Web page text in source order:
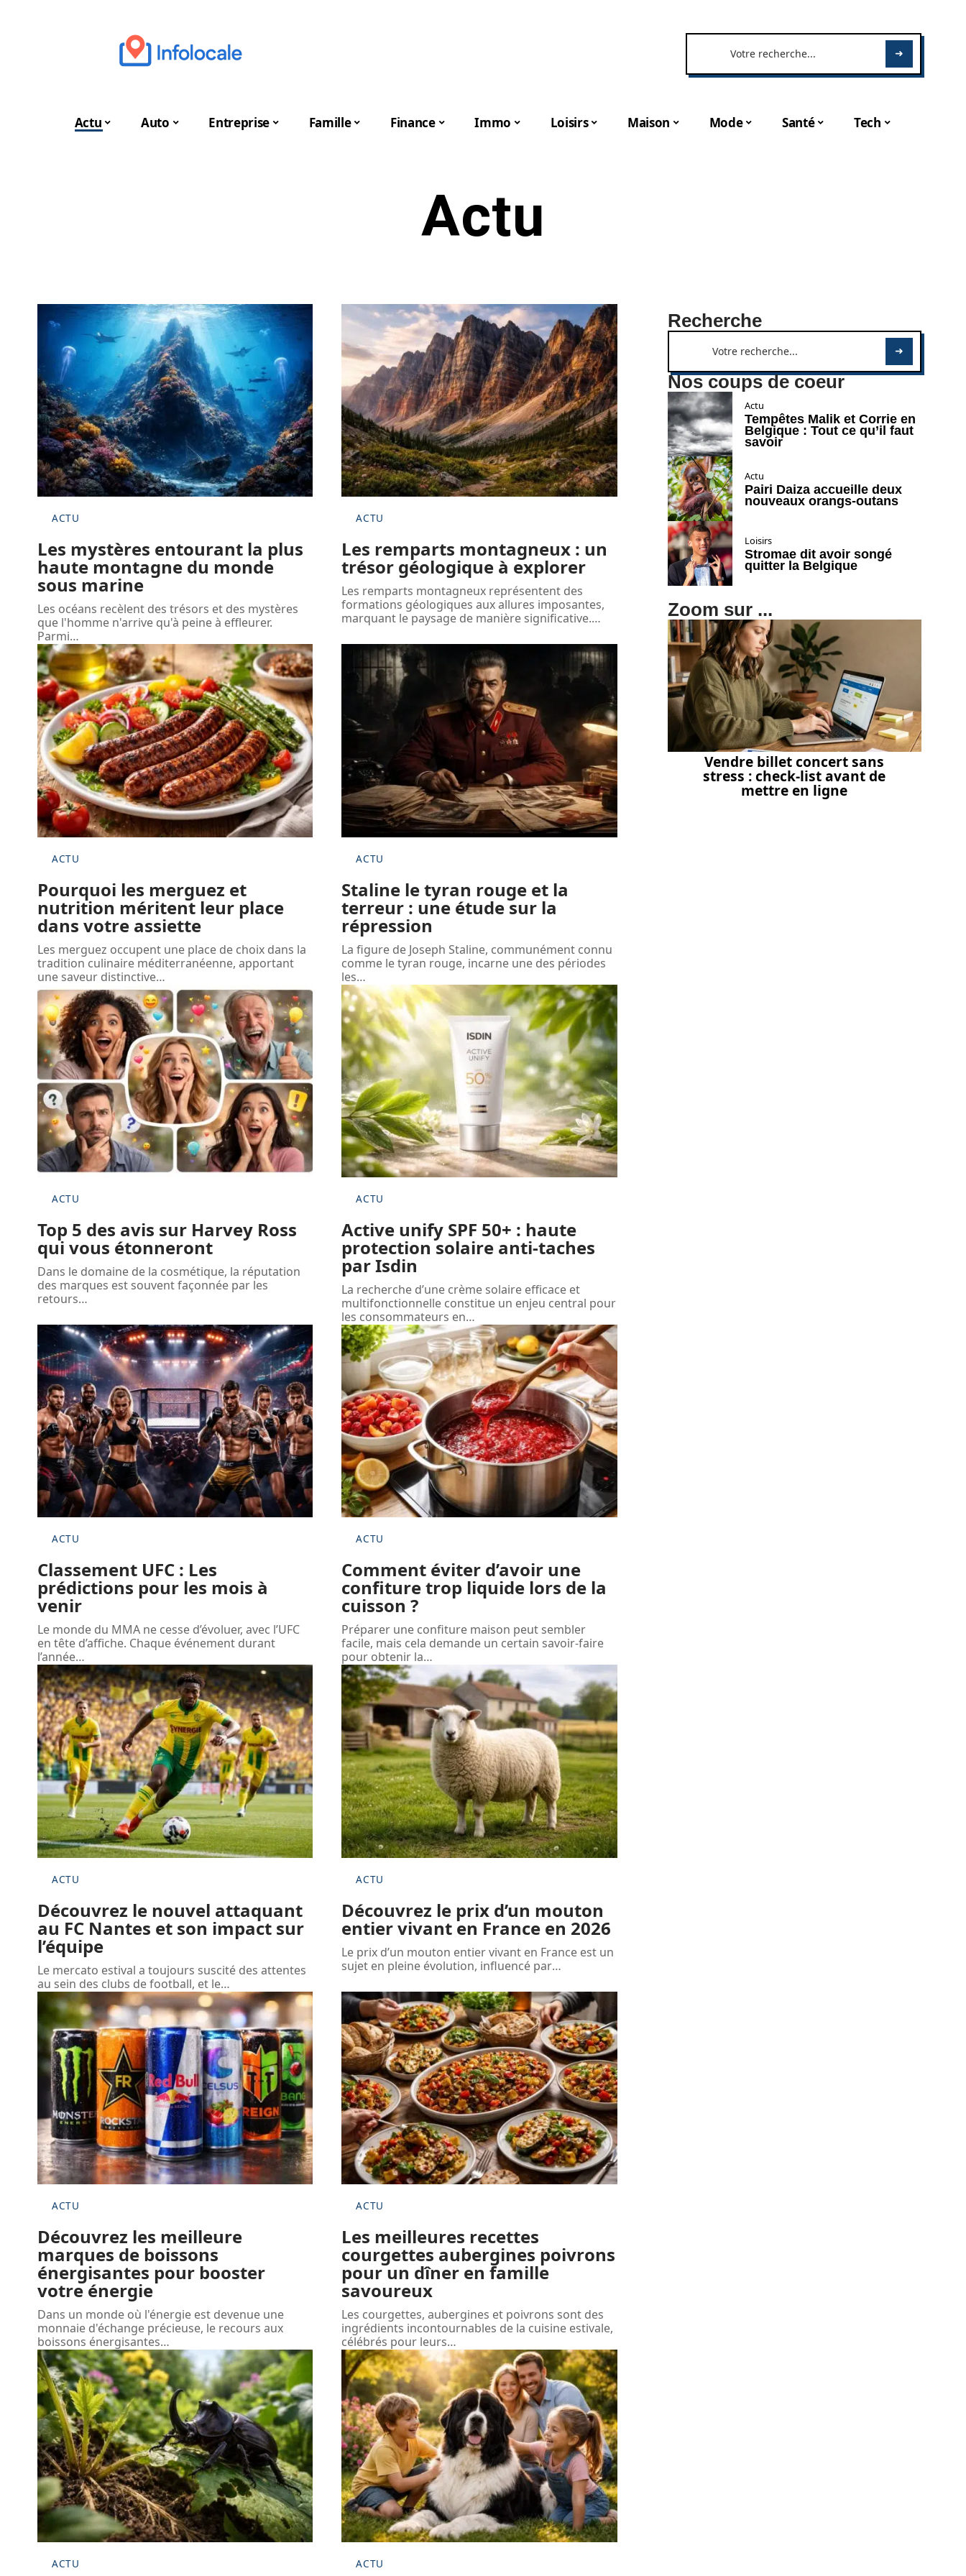
Actu Auto Entreprise Famille Finance Immo Loisirs Maison Mode Santé Tech
Actu
ACTU
Les mystères entourant la plus
haute montagne du monde
sous marine
Les océans recèlent des trésors et des mystères
que l'homme n'arrive qu'à peine à effleurer.
Parmi…
ACTU
Les remparts montagneux : un
trésor géologique à explorer
Les remparts montagneux représentent des
formations géologiques aux allures imposantes,
marquant le paysage de manière significative.…
ACTU
Pourquoi les merguez et
nutrition méritent leur place
dans votre assiette
Les merguez occupent une place de choix dans la
tradition culinaire méditerranéenne, apportant
une saveur distinctive…
ACTU
Staline le tyran rouge et la
terreur : une étude sur la
répression
La figure de Joseph Staline, communément connu
comme le tyran rouge, incarne une des périodes
les…
ACTU
Top 5 des avis sur Harvey Ross
qui vous étonneront
Dans le domaine de la cosmétique, la réputation
des marques est souvent façonnée par les
retours…
ACTU
Active unify SPF 50+ : haute
protection solaire anti-taches
par Isdin
La recherche d’une crème solaire efficace et
multifonctionnelle constitue un enjeu central pour
les consommateurs en…
ACTU
Classement UFC : Les
prédictions pour les mois à
venir
Le monde du MMA ne cesse d’évoluer, avec l’UFC
en tête d’affiche. Chaque événement durant
l’année…
ACTU
Comment éviter d’avoir une
confiture trop liquide lors de la
cuisson ?
Préparer une confiture maison peut sembler
facile, mais cela demande un certain savoir-faire
pour obtenir la…
ACTU
Découvrez le nouvel attaquant
au FC Nantes et son impact sur
l’équipe
Le mercato estival a toujours suscité des attentes
au sein des clubs de football, et le…
ACTU
Découvrez le prix d’un mouton
entier vivant en France en 2026
Le prix d’un mouton entier vivant en France est un
sujet en pleine évolution, influencé par…
ACTU
Découvrez les meilleure
marques de boissons
énergisantes pour booster
votre énergie
Dans un monde où l'énergie est devenue une
monnaie d'échange précieuse, le recours aux
boissons énergisantes…
ACTU
Les meilleures recettes
courgettes aubergines poivrons
pour un dîner en famille
savoureux
Les courgettes, aubergines et poivrons sont des
ingrédients incontournables de la cuisine estivale,
célébrés pour leurs…
ACTU ACTU
Recherche
Nos coups de coeur
Actu
Tempêtes Malik et Corrie en
Belgique : Tout ce qu’il faut
savoir
Actu
Pairi Daiza accueille deux
nouveaux orangs-outans
Loisirs
Stromae dit avoir songé
quitter la Belgique
Zoom sur ...
Vendre billet concert sans
stress : check-list avant de
mettre en ligne